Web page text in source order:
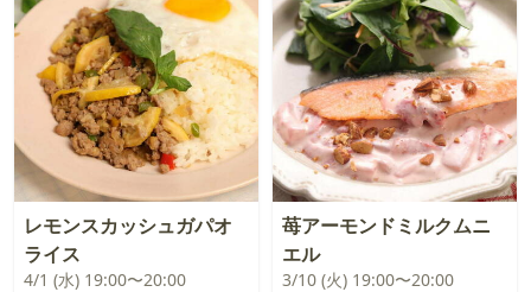
レモンスカッシュガパオ
ライス
4/1 (水) 19:00〜20:00
苺アーモンドミルクムニ
エル
3/10 (火) 19:00〜20:00